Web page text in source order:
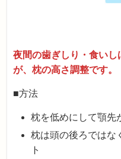
夜間の歯ぎしり・食い
が、枕の高さ調整です。
■方法
枕を低めにして顎先
枕は頭の後ろではな
ト